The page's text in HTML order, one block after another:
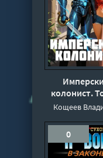
колонист.
Владимир
Кощеев
0